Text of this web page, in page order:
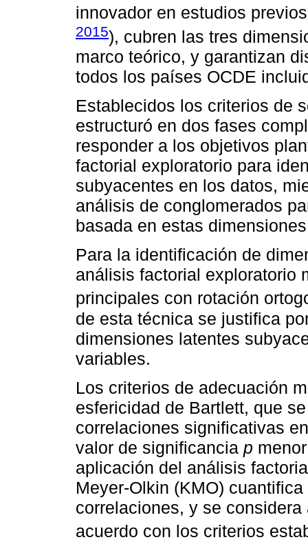
innovador en estudios
2015), cubren las tres
marco teórico, y garantizan
todos los países OCDE
Establecidos los criterios de
estructuró en dos fases
responder a los objetivos
factorial exploratorio para
subyacentes en los datos,
análisis de conglomerados
basada en estas
Para la identificación de
análisis factorial exploratorio
principales con rotación
de esta técnica se justifica
dimensiones latentes
variables.
Los criterios de adecuación
esfericidad de Bartlett, que
correlaciones significativas
valor de significancia p
aplicación del análisis
Meyer-Olkin (KMO)
correlaciones, y se
acuerdo con los criterios